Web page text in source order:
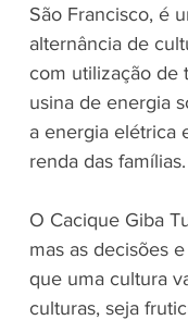
São Francisco, é
alternância de
com utilização de
usina de energia
a energia elétrica
renda das famílias.
O Cacique Giba
mas as decisões
que uma cultura
culturas, seja